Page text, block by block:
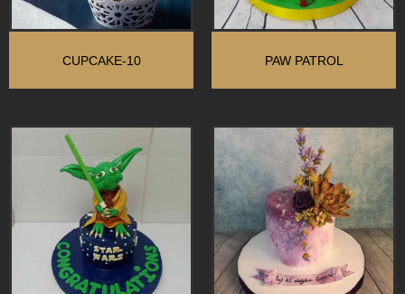
CUPCAKE-10 PAW PATROL